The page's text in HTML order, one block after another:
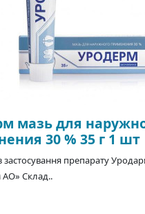
мазь для
30 % 35 г 1 шт
з застосування препарату
АО» Склад..